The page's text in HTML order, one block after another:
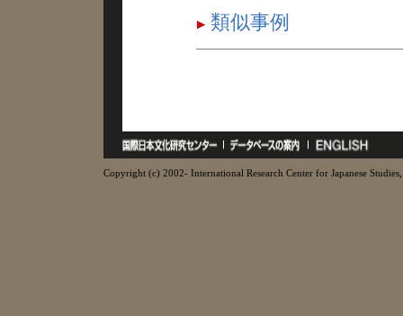
類似事例
Copyright (c) 2002- International Research Center for Japanese